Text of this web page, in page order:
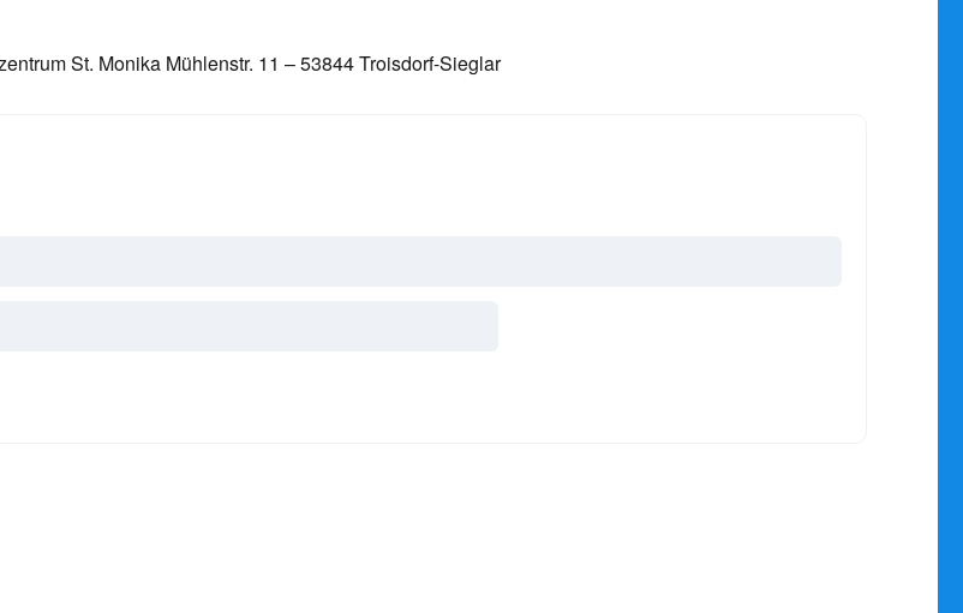
St. Monika Mühlenstr. 11 – 53844 Troisdorf-Sieglar